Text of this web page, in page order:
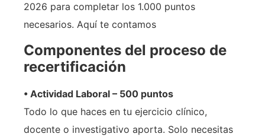
2026 para completar los 1.000 puntos
necesarios. Aquí te contamos
Componentes del proceso de
recertificación
• Actividad Laboral – 500 puntos
Todo lo que haces en tu ejercicio clínico,
docente o investigativo aporta. Solo necesitas